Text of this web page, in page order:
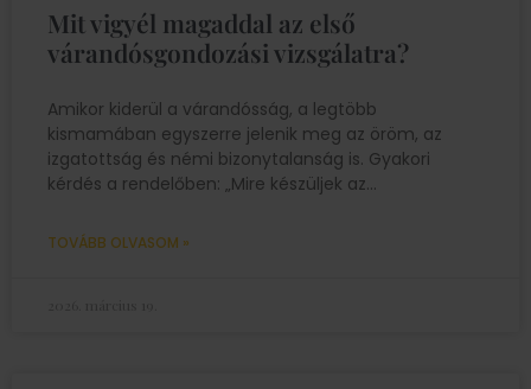
Mit vigyél magaddal az első
várandósgondozási vizsgálatra?
Amikor kiderül a várandósság, a legtöbb
kismamában egyszerre jelenik meg az öröm, az
izgatottság és némi bizonytalanság is. Gyakori
kérdés a rendelőben: „Mire készüljek az
TOVÁBB OLVASOM »